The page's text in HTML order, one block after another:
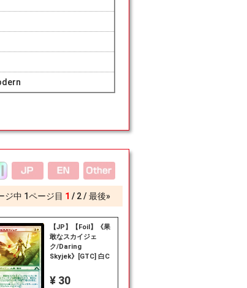
ジ中 1ページ目 1 2 最後»
【JP】【Foil】《果
敢なスカイジェ
ク/Daring
Skyjek》[GTC] 白C
¥ 30